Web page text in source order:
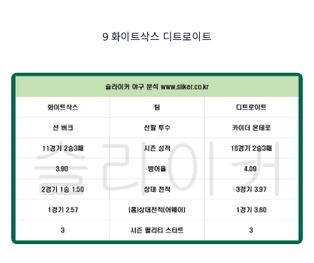
9 화이트삭스 디트로이트